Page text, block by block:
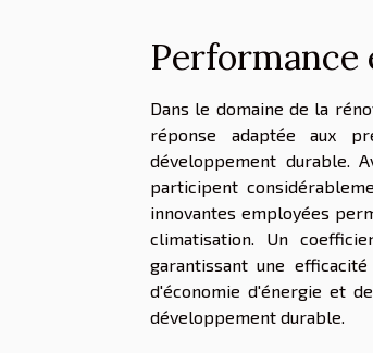
Dans le domaine de la
réponse adaptée aux
développement durable.
participent
innovantes employées
climatisation. Un
garantissant une
d'économie d'énergie et
développement durable.